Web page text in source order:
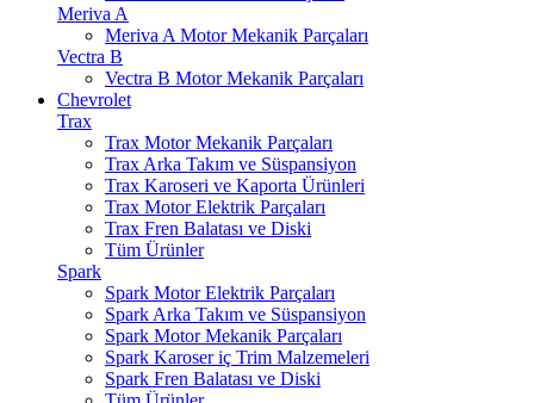
Meriva A
Meriva A Motor Mekanik Parçaları
Vectra B
Vectra B Motor Mekanik Parçaları
Chevrolet
Trax
Trax Motor Mekanik Parçaları
Trax Arka Takım ve Süspansiyon
Trax Karoseri ve Kaporta Ürünleri
Trax Motor Elektrik Parçaları
Trax Fren Balatası ve Diski
Tüm Ürünler
Spark
Spark Motor Elektrik Parçaları
Spark Arka Takım ve Süspansiyon
Spark Motor Mekanik Parçaları
Spark Karoser iç Trim Malzemeleri
Spark Fren Balatası ve Diski